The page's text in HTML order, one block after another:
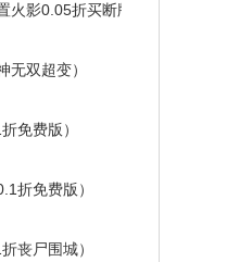
火影0.05折买断版）
无双超变）
免费版）
折免费版）
丧尸围城）